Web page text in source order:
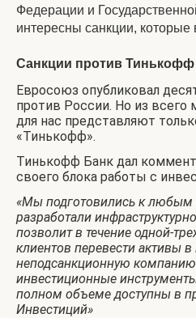
Федерации и
интересны санкции,
Санкции против Тинькофф
Евросоюз опубликовал
против России. Но из всего
для нас представляют
«Тинькофф».
Тинькофф Банк дал
своего блока работы с
«Мы подготовились к
разработали
позволит в течение одной-
клиентов перевести активы
неподсанкционную
инвестиционные
полном объеме доступны в
Инвестиций»